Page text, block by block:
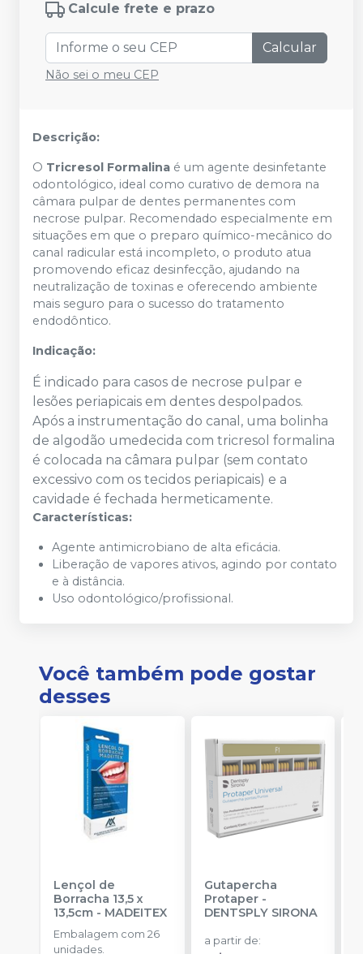
Calcule frete e prazo
Calcular
Não sei o meu CEP
Descrição:
O Tricresol Formalina é um agente desinfetante
odontológico, ideal como curativo de demora na
câmara pulpar de dentes permanentes com
necrose pulpar. Recomendado especialmente em
situações em que o preparo químico-mecânico do
canal radicular está incompleto, o produto atua
promovendo eficaz desinfecção, ajudando na
neutralização de toxinas e oferecendo ambiente
mais seguro para o sucesso do tratamento
endodôntico.
Indicação:
É indicado para casos de necrose pulpar e
lesões periapicais em dentes despolpados.
Após a instrumentação do canal, uma bolinha
de algodão umedecida com tricresol formalina
é colocada na câmara pulpar (sem contato
excessivo com os tecidos periapicais) e a
cavidade é fechada hermeticamente.
Características:
Agente antimicrobiano de alta eficácia.
Liberação de vapores ativos, agindo por contato
e à distância.
Uso odontológico/profissional.
Você também pode gostar
desses
Lençol de
Borracha 13,5 x
13,5cm - MADEITEX
Embalagem com 26
unidades.
Gutapercha
Protaper-
DENTSPLY SIRONA
a partir de: